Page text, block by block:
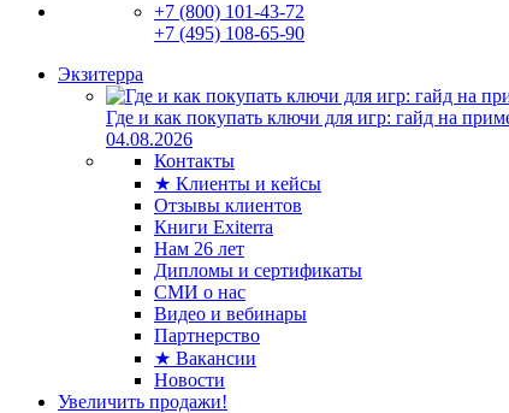
+7 (800) 101-43-72
+7 (495) 108-65-90
Экзитерра
Где и как покупать ключи для игр: гайд на
04.08.2026
Контакты
★ Клиенты и кейсы
Отзывы клиентов
Книги Exiterra
Нам 26 лет
Дипломы и сертификаты
СМИ о нас
Видео и вебинары
Партнерство
★ Вакансии
Новости
Увеличить продажи!